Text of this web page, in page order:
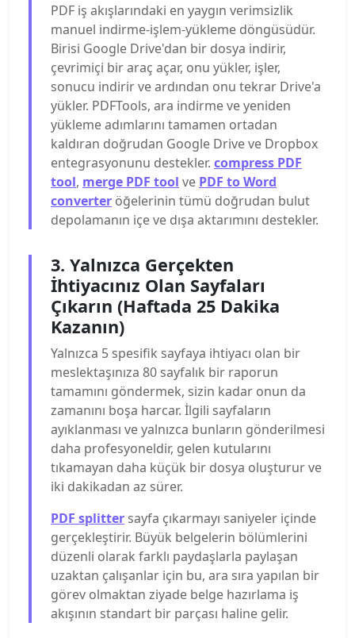
PDF iş akışlarındaki en yaygın verimsizlik
manuel indirme-işlem-yükleme döngüsüdür.
Birisi Google Drive'dan bir dosya indirir,
çevrimiçi bir araç açar, onu yükler, işler,
sonucu indirir ve ardından onu tekrar Drive'a
yükler. PDFTools, ara indirme ve yeniden
yükleme adımlarını tamamen ortadan
kaldıran doğrudan Google Drive ve Dropbox
entegrasyonunu destekler. compress PDF
tool, merge PDF tool ve PDF to Word
converter öğelerinin tümü doğrudan bulut
depolamanın içe ve dışa aktarımını destekler.
3. Yalnızca Gerçekten
İhtiyacınız Olan Sayfaları
Çıkarın (Haftada 25 Dakika
Kazanın)
Yalnızca 5 spesifik sayfaya ihtiyacı olan bir
meslektaşınıza 80 sayfalık bir raporun
tamamını göndermek, sizin kadar onun da
zamanını boşa harcar. İlgili sayfaların
ayıklanması ve yalnızca bunların gönderilmesi
daha profesyoneldir, gelen kutularını
tıkamayan daha küçük bir dosya oluşturur ve
iki dakikadan az sürer.
PDF splitter sayfa çıkarmayı saniyeler içinde
gerçekleştirir. Büyük belgelerin bölümlerini
düzenli olarak farklı paydaşlarla paylaşan
uzaktan çalışanlar için bu, ara sıra yapılan bir
görev olmaktan ziyade belge hazırlama iş
akışının standart bir parçası haline gelir.